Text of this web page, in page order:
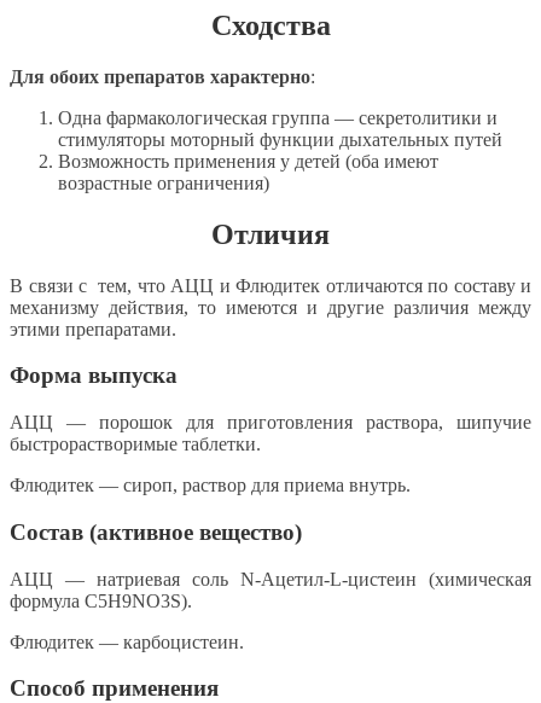
Сходства
Для обоих препаратов характерно:
Одна фармакологическая группа — секретолитики и
стимуляторы моторный функции дыхательных путей
Возможность применения у детей (оба имеют
возрастные ограничения)
Отличия
В связи с тем, что АЦЦ и Флюдитек отличаются по составу и
механизму действия, то имеются и другие различия между
этими препаратами.
Форма выпуска
АЦЦ — порошок для приготовления раствора, шипучие
быстрорастворимые таблетки.
Флюдитек — сироп, раствор для приема внутрь.
Состав (активное вещество)
АЦЦ — натриевая соль N-Ацетил-L-цистеин (химическая
формула C5H9NO3S).
Флюдитек — карбоцистеин.
Способ применения